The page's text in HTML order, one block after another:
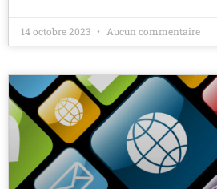
14 octobre 2023 Aucun commentaire